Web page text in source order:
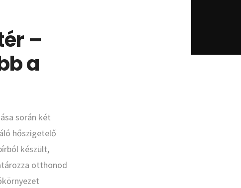
–
a
során két
hőszigetelő
készült,
otthonod